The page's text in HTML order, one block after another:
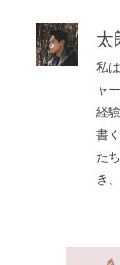
太
私
ャ
経
書
た
き